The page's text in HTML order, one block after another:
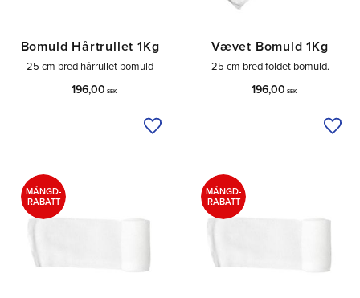
Bomuld Hårtrullet 1Kg
25 cm bred hårrullet bomuld
196,00 SEK
Tilføj til ønskeliste
Vævet Bomuld 1Kg
25 cm bred foldet bomuld.
196,00 SEK
MÄNGD-
RABATT
MÄNGD-
RABATT